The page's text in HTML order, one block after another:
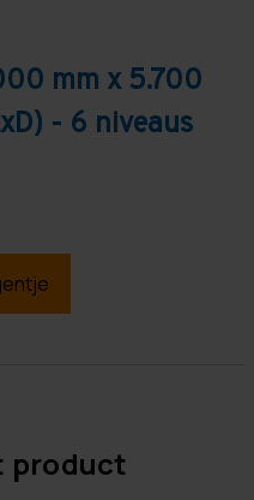
mm x 5.700
- 6 niveaus
product